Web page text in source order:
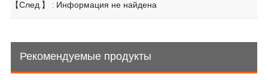
【След.】 : Информация не найдена
Рекомендуемые продукты